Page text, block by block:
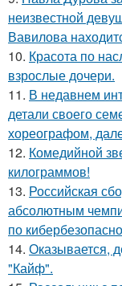
неизвестной
Вавилова
10. Красота по
взрослые дочери.
11. В недавнем
детали своего
хореографом,
12. Комедийной
килограммов!
13. Российская
абсолютным
по
14. Оказывается,
"Кайф".